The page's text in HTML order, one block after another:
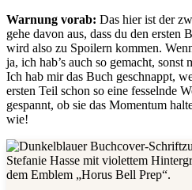
Warnung vorab: Das hier ist der
gehe davon aus, dass du den ersten
wird also zu Spoilern kommen.
ja, ich hab’s auch so gemacht, sonst
Ich hab mir das Buch geschnappt,
ersten Teil schon so eine fesselnde
gespannt, ob sie das Momentum
wie!